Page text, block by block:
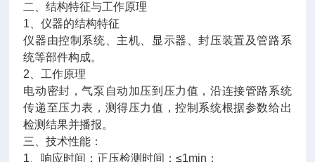
二、结构特征与工作原理
1、仪器的结构特征
仪器由控制系统、主机、显示器、封压装置及管路系
统等部件构成。
2、工作原理
电动密封，气泵自动加压到压力值，沿连接管路系统
传递至压力表，测得压力值，控制系统根据参数给出
检测结果并播报。
三、技术性能：
1、响应时间：正压检测时间：≤1min；